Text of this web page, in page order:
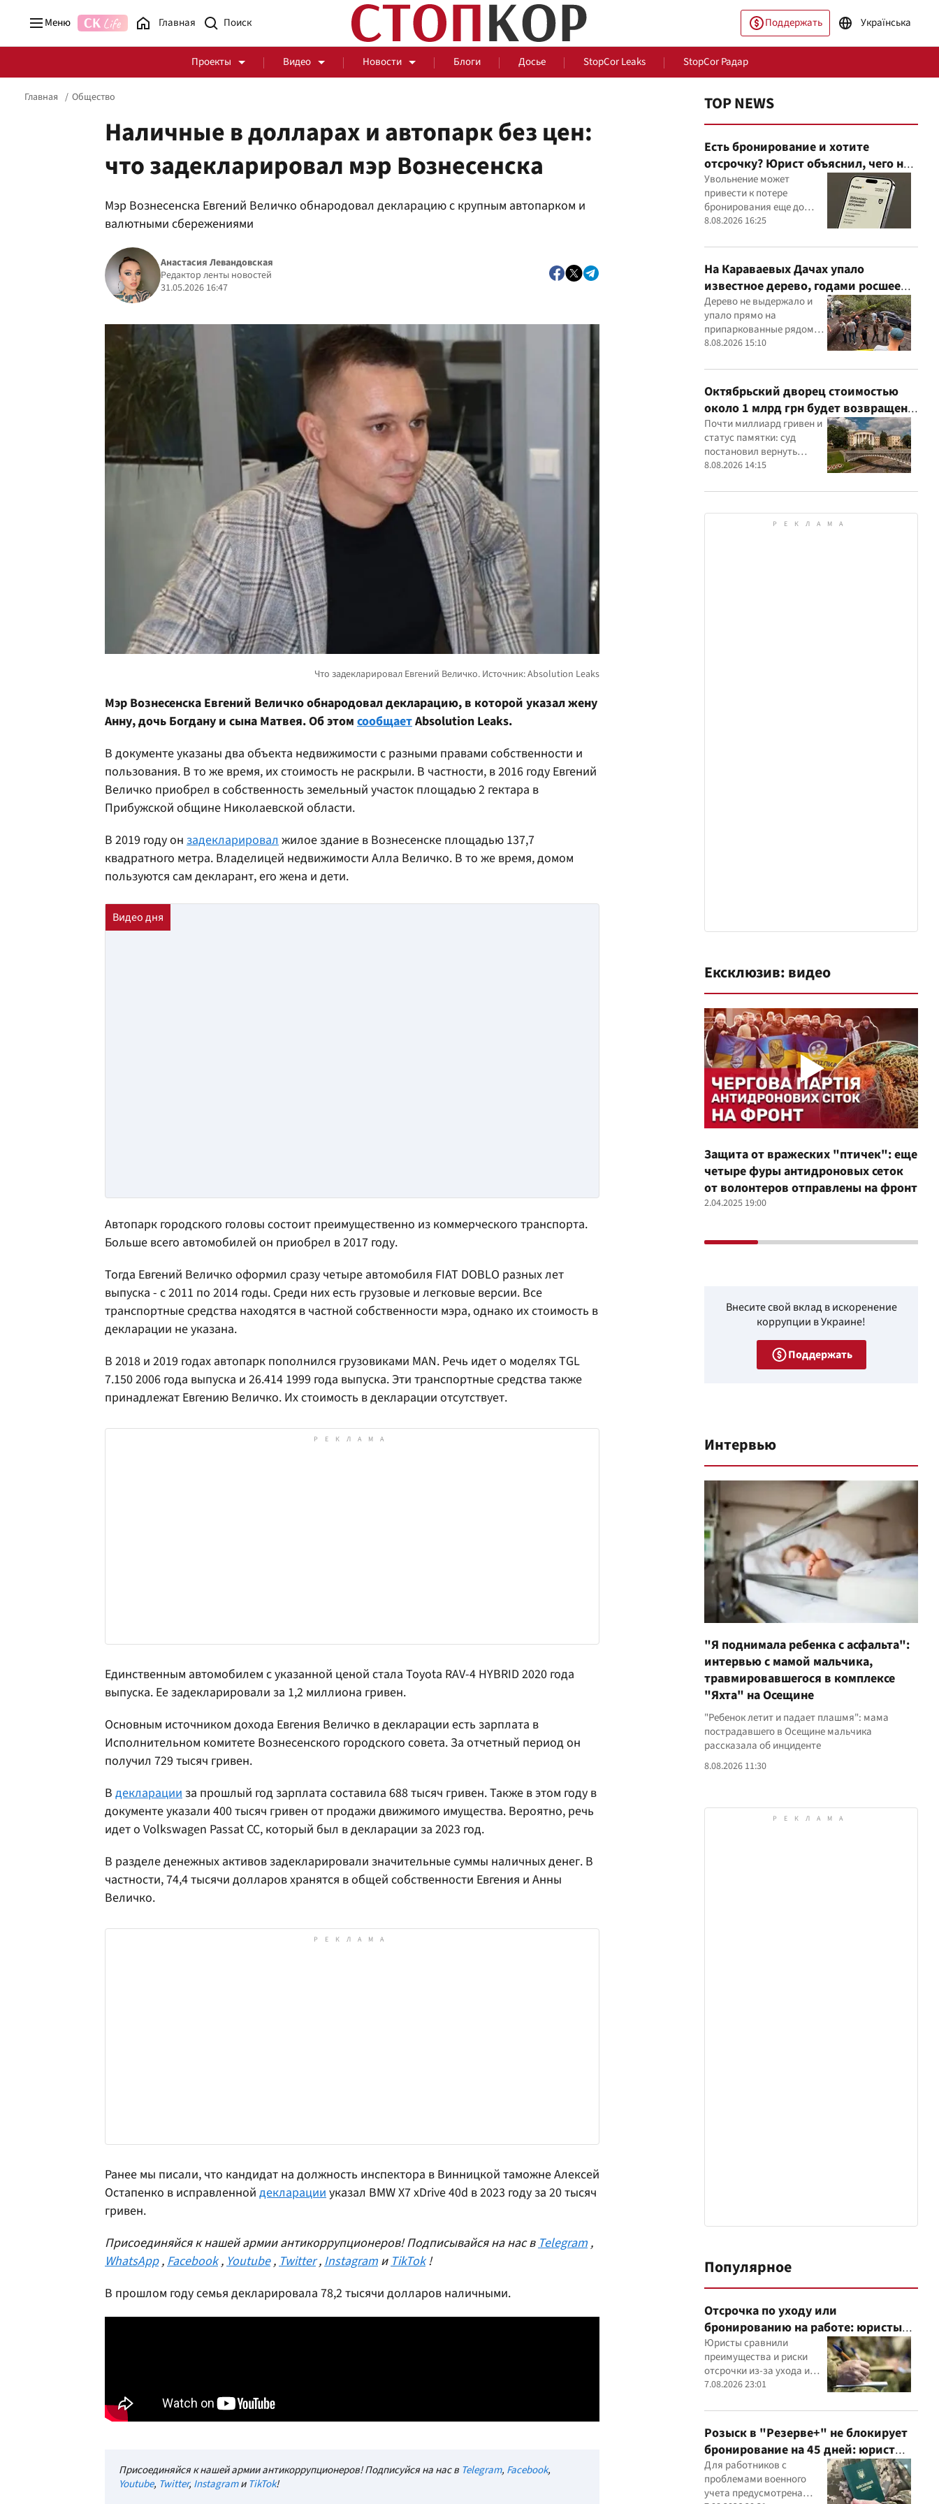
Меню Главная Поддержать Українська
Проекты Видео Новости Блоги Досье StopCor Leaks StopCor Радар
Стоп Политической Коррупции Честные закупки За оградой
События
Главная Общество
Наличные в долларах и автопарк без цен:
что задекларировал мэр Вознесенска
Мэр Вознесенска Евгений Величко обнародовал декларацию с крупным автопарком и
валютными сбережениями
Анастасия Левандовская
Редактор ленты новостей
31.05.2026 16:47
Мэр Вознесенска Евгений Величко обнародовал декларацию, в которой указал жену
Анну, дочь Богдану и сына Матвея. Об этом сообщаетAbsolution Leaks.
В документе указаны два объекта недвижимости с разными правами собственности и
пользования. В то же время, их стоимость не раскрыли. В частности, в 2016 году Евгений
Величко приобрел в собственность земельный участок площадью 2 гектара в
Прибужской общине Николаевской области.
В 2019 году он задекларировал жилое здание в Вознесенске площадью 137,7
квадратного метра. Владелицей недвижимости Алла Величко. В то же время, домом
пользуются сам декларант, его жена и дети.
Автопарк городского головы состоит преимущественно из коммерческого транспорта.
Больше всего автомобилей он приобрел в 2017 году.
Тогда Евгений Величко оформил сразу четыре автомобиля FIAT DOBLO разных лет
выпуска - с 2011 по 2014 годы. Среди них есть грузовые и легковые версии. Все
транспортные средства находятся в частной собственности мэра, однако их стоимость в
декларации не указана.
В 2018 и 2019 годах автопарк пополнился грузовиками MAN. Речь идет о моделях TGL
7.150 2006 года выпуска и 26.414 1999 года выпуска. Эти транспортные средства также
принадлежат Евгению Величко. Их стоимость в декларации отсутствует.
Единственным автомобилем с указанной ценой стала Toyota RAV-4 HYBRID 2020 года
выпуска. Ее задекларировали за 1,2 миллиона гривен.
Основным источником дохода Евгения Величко в декларации есть зарплата в
Исполнительном комитете Вознесенского городского совета. За отчетный период он
получил 729 тысяч гривен.
В декларации за прошлый год зарплата составила 688 тысяч гривен. Также в этом году в
документе указали 400 тысяч гривен от продажи движимого имущества. Вероятно, речь
идет о Volkswagen Passat CC, который был в декларации за 2023 год.
В разделе денежных активов задекларировали значительные суммы наличных денег. В
частности, 74,4 тысячи долларов хранятся в общей собственности Евгения и Анны
Величко.
Ранее мы писали, что кандидат на должность инспектора в Винницкой таможне Алексей
Остапенко в исправленной декларации указал BMW X7 xDrive 40d в 2023 году за 20 тысяч
гривен.
Присоединяйся к нашей армии антикоррупционеров! Подписывайся на нас в Telegram ,
WhatsApp , Facebook , Youtube , Twitter , Instagram и TikTok !
В прошлом году семья декларировала 78,2 тысячи долларов наличными.
Присоединяйся к нашей армии антикоррупционеров! Подписуйся на нас в Telegram, Facebook,
Youtube, Twitter, InstagramиTikTok!
TOP NEWS
Есть бронирование и хотите
отсрочку? Юрист объяснил, чего не
стоит делать
Увольнение может
привести к потере
бронирования еще до
оформления новой
8.08.2026 16:25
На Караваевых Дачах упало
известное дерево, годами росшее
сквозь МАФ
Дерево не выдержало и
упало прямо на
припаркованные рядом
машины
8.08.2026 15:10
Октябрьский дворец стоимостью
около 1 млрд грн будет возвращен
государству: суд удовлетворил иск
прокуратуры
Почти миллиард гривен и
статус памятки: суд
постановил вернуть
государству Жовтневый
8.08.2026 14:15
Ексклюзив: видео
Защита от вражеских "птичек": еще
четыре фуры антидроновых сеток
от волонтеров отправлены на фронт
2.04.2025 19:00
Внесите свой вклад в искоренение
коррупции в Украине!
Поддержать
Интервью
"Я поднимала ребенка с асфальта":
интервью с мамой мальчика,
травмировавшегося в комплексе
"Яхта" на Осещине
"Ребенок летит и падает плашмя": мама
пострадавшего в Осещине мальчика
рассказала об инциденте
8.08.2026 11:30
Популярное
Отсрочка по уходу или
бронированию на работе: юристы
объяснили, что надежнее
Юристы сравнили
преимущества и риски
отсрочки из-за ухода и
бронирования работника
предприятием
7.08.2026 23:01
Розыск в "Резерве+" не блокирует
бронирование на 45 дней: юрист
объяснил важный нюанс
Для работников с
проблемами военного
учета предусмотрена